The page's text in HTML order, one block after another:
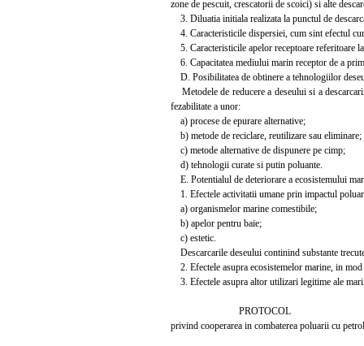
zone de pescuit, crescatorii de scoici) si alte
3. Diluatia initiala realizata la punctul de
4. Caracteristicile dispersiei, cum sint efectul
5. Caracteristicile apelor receptoare referitoare
6. Capacitatea mediului marin receptor de a
D. Posibilitatea de obtinere a tehnologiilor
Metodele de reducere a deseului si a
fezabilitate a unor:
a) procese de epurare alternative;
b) metode de reciclare, reutilizare sau eliminare;
c) metode alternative de dispunere pe cimp;
d) tehnologii curate si putin poluante.
E. Potentialul de deteriorare a ecosistemului
1. Efectele activitatii umane prin impactul
a) organismelor marine comestibile;
b) apelor pentru baie;
c) estetic.
Descarcarile deseului continind substante
2. Efectele asupra ecosistemelor marine, in
3. Efectele asupra altor utilizari legitime ale
PROTOCOL
privind cooperarea in combaterea poluarii cu